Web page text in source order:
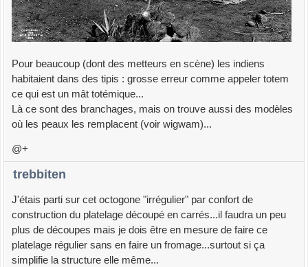
Pour beaucoup (dont des metteurs en scène) les indiens
habitaient dans des tipis : grosse erreur comme appeler totem
ce qui est un mât totémique...
Là ce sont des branchages, mais on trouve aussi des modèles
où les peaux les remplacent (voir wigwam)...
@+
trebbiten
J'étais parti sur cet octogone "irrégulier" par confort de
construction du platelage découpé en carrés...il faudra un peu
plus de découpes mais je dois être en mesure de faire ce
platelage régulier sans en faire un fromage...surtout si ça
simplifie la structure elle même...